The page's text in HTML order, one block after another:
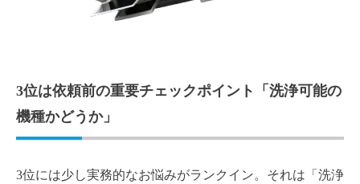
3位は依頼前の重要チェックポイント「洗浄可能の
機種かどうか」
3位には少し実務的なお悩みがランクイン。それは「洗浄